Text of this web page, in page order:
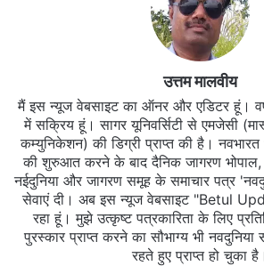
उत्तम मालवीय
मैं इस न्यूज वेबसाइट का ऑनर और एडिटर हूं।
में सक्रिय हूं। सागर यूनिवर्सिटी से एमजेसी
कम्युनिकेशन) की डिग्री प्राप्त की है।
की शुरुआत करने के बाद दैनिक जागरण भोपाल,
नईदुनिया और जागरण समूह के समाचार पत्र
सेवाएं दी। अब इस न्यूज वेबसाइट "Betul
रहा हूं। मुझे उत्कृष्ट पत्रकारिता के लिए
पुरस्कार प्राप्त करने का सौभाग्य भी नवदुनिया
रहते हुए प्राप्त हो चुका है।